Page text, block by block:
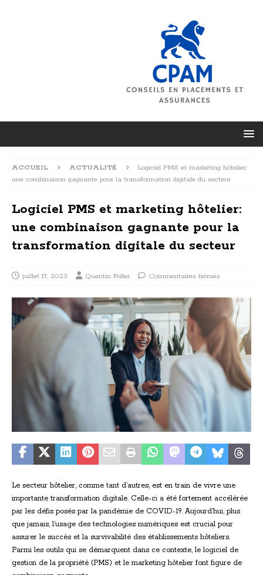
ACCUEIL ACTUALITÉ
Logiciel PMS et marketing hôtelier:
une combinaison gagnante pour la transformation digitale du secteur
Logiciel PMS et marketing hôtelier:
une combinaison gagnante pour la
transformation digitale du secteur
juillet 17, 2023 Quentin Foller Commentaires fermés
Le secteur hôtelier, comme tant d’autres, est en train de vivre une
importante transformation digitale. Celle-ci a été fortement accélérée
par les défis posés par la pandémie de COVID-19. Aujourd’hui, plus
que jamais, l’usage des technologies numériques est crucial pour
assurer le succès et la survivabilité des établissements hôteliers.
Parmi les outils qui se démarquent dans ce contexte, le logiciel de
gestion de la propriété (PMS) et le marketing hôtelier font figure de